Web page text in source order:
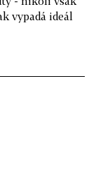
vypadá ideál